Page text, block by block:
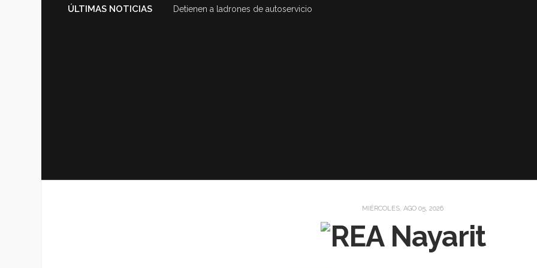
ÚLTIMAS NOTICIAS Exhiben en video sucursal del Banco del Bienestar «en medio de la nada»
MIÉRCOLES, AGO 05, 2026